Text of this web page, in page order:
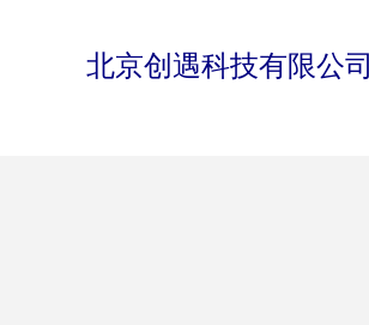
北京创遇科技有限公司